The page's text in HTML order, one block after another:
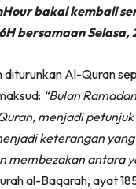
bakal kembali
bersamaan Selasa,
diturunkan Al-Quran
“Bulan
menjadi
keterangan
membezakan antara
al-Baqarah, ayat